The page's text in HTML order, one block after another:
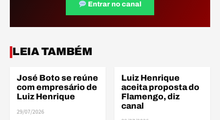
Entrar no canal
LEIA TAMBÉM
ELE
ELENCO
José Boto se reúne
com empresário de
Luiz Henrique
29/07/2026
ELENCO
Luiz Henrique
aceita proposta do
Flamengo, diz
canal